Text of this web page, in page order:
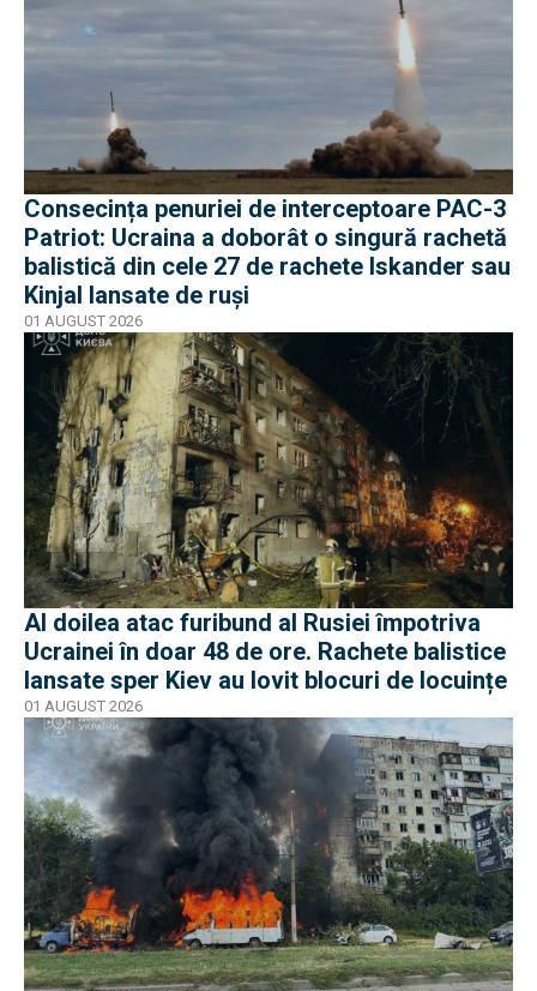
Consecința penuriei de interceptoare PAC-3
Patriot: Ucraina a doborât o singură rachetă
balistică din cele 27 de rachete Iskander sau
Kinjal lansate de ruși
01 AUGUST 2026
Al doilea atac furibund al Rusiei împotriva
Ucrainei în doar 48 de ore. Rachete balistice
lansate sper Kiev au lovit blocuri de locuințe
01 AUGUST 2026